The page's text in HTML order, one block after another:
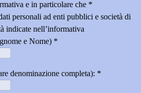
e in particolare che *
personali ad enti pubblici e società di
indicate nell’informativa
e Nome) *
denominazione completa): *